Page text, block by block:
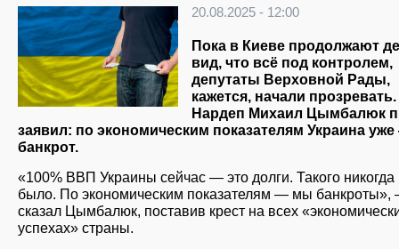
20.08.2025 - 12:00
Пока в Киеве продолжают
вид, что всё под контролем,
депутаты Верховной Рады,
кажется, начали прозревать.
Нардеп Михаил Цымбалюк
заявил: по экономическим показателям Украина
банкрот.
«100% ВВП Украины сейчас — это долги. Такого никогда
было. По экономическим показателям — мы
сказал Цымбалюк, поставив крест на всех
успехах» страны.